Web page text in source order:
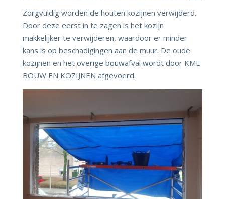
Zorgvuldig worden de houten kozijnen verwijderd.
Door deze eerst in te zagen is het kozijn
makkelijker te verwijderen, waardoor er minder
kans is op beschadigingen aan de muur. De oude
kozijnen en het overige bouwafval wordt door KME
BOUW EN KOZIJNEN afgevoerd.